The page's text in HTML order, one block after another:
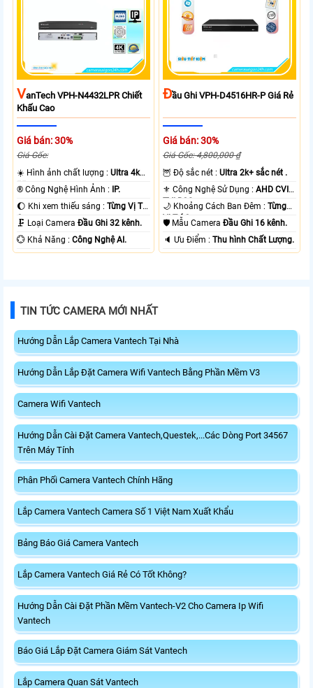
VAnTech VPH-N4432LPR Chiết
Khấu Cao
Giá bán: 30%
Giá Gốc:
☀️ Hình ảnh chất lượng :Ultra 4k
👍🏾 .
®️ Công Nghệ Hình Ảnh : IP.
🌔 Khi xem thiếu sáng :Từng Vị Trí
Camera .
🗜️ Loại CameraĐầu Ghi 32 kênh.
️💮 Khả Năng :Công Nghệ AI.
ĐẦu Ghi VPH-D4516HR-P Giá Rẻ
Giá bán: 30%
Giá Gốc: 4,800,000 ₫
🦉 Độ sắc nét :Ultra 2k+ sắc nét .
⚜️ Công Nghệ Sử Dụng :AHD CVI
TVI BCS.
🌙 Khoảng Cách Ban Đêm :Từng
Vị Trí Camera .
🛡 Mẫu CameraĐầu Ghi 16 kênh.
️🔈 Ưu Điểm :Thu hình Chất Lượng.
TIN TỨC CAMERA MỚI NHẤT
Hướng Dẫn Lắp Camera Vantech Tại Nhà
Hướng Dẫn Lắp Đặt Camera Wifi Vantech Bằng Phần Mềm V3
Camera Wifi Vantech
Hướng Dẫn Cài Đặt Camera Vantech,Questek,...Các Dòng Port 34567
Trên Máy Tính
Phân Phối Camera Vantech Chính Hãng
Lắp Camera Vantech Camera Số 1 Việt Nam Xuất Khẩu
Bảng Báo Giá Camera Vantech
Lắp Camera Vantech Giá Rẻ Có Tốt Không?
Hướng Dẫn Cài Đặt Phần Mềm Vantech-V2 Cho Camera Ip Wifi
Vantech
Báo Giá Lắp Đặt Camera Giám Sát Vantech
Lắp Camera Quan Sát Vantech